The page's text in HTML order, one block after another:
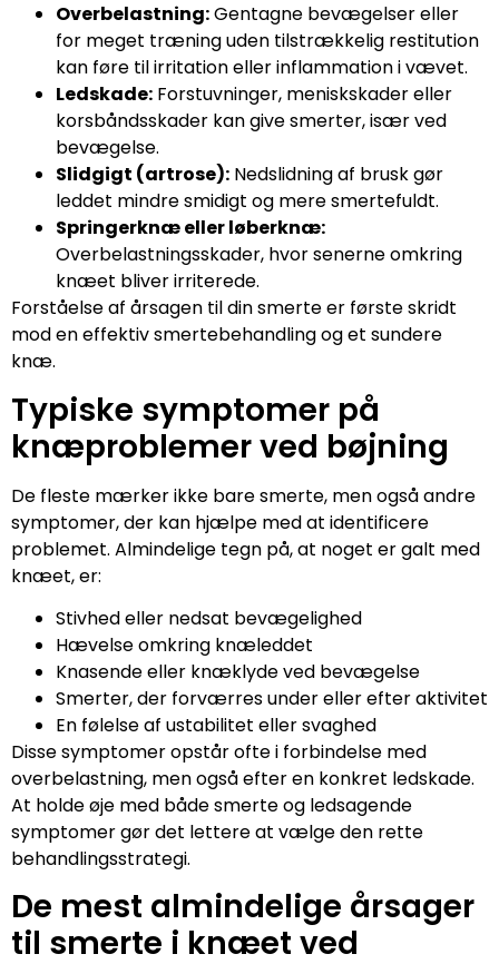
Overbelastning:Gentagne bevægelser eller
for meget træning uden tilstrækkelig restitution
kan føre til irritation eller inflammation i vævet.
Ledskade: Forstuvninger, meniskskader eller
korsbåndsskader kan give smerter, især ved
bevægelse.
Slidgigt (artrose): Nedslidning af brusk gør
leddet mindre smidigt og mere smertefuldt.
Springerknæ eller løberknæ:
Overbelastningsskader, hvor senerne omkring
knæet bliver irriterede.
Forståelse af årsagen til din smerte er første skridt
mod en effektiv smertebehandling og et sundere
knæ.
Typiske symptomer på
knæproblemer ved bøjning
De fleste mærker ikke bare smerte, men også andre
symptomer, der kan hjælpe med at identificere
problemet. Almindelige tegn på, at noget er galt med
knæet, er:
Stivhed eller nedsat bevægelighed
Hævelse omkring knæleddet
Knasende eller knæklyde ved bevægelse
Smerter, der forværres under eller efter aktivitet
En følelse af ustabilitet eller svaghed
Disse symptomer opstår ofte i forbindelse med
overbelastning, men også efter en konkret ledskade.
At holde øje med både smerte og ledsagende
symptomer gør det lettere at vælge den rette
behandlingsstrategi.
De mest almindelige årsager
til smerte i knæet ved